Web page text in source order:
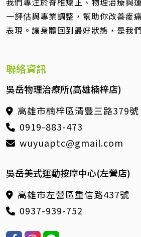
一評估與專業調整，幫助你改善痠
表現。讓身體回到最好狀態，是我
聯絡資訊
吳岳物理治療所(高雄楠梓店)
高雄市楠梓區清豐三路379號
0919-883-473
wuyuaptc@gmail.com
吳岳美式運動按摩中心(左營店)
高雄市左營區重信路437號
0937-939-752